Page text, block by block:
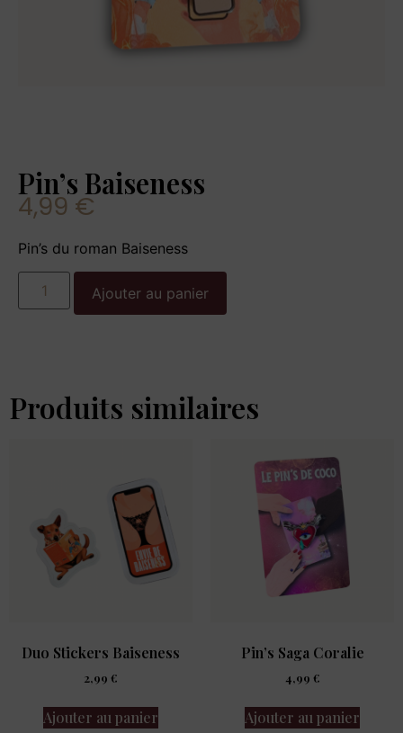
Pin’s Baiseness
4,99 €
Pin’s du roman Baiseness
Ajouter au panier
Produits similaires
Duo Stickers Baiseness
2,99 €
Ajouter au panier
Pin’s Saga Coralie
4,99 €
Ajouter au panier